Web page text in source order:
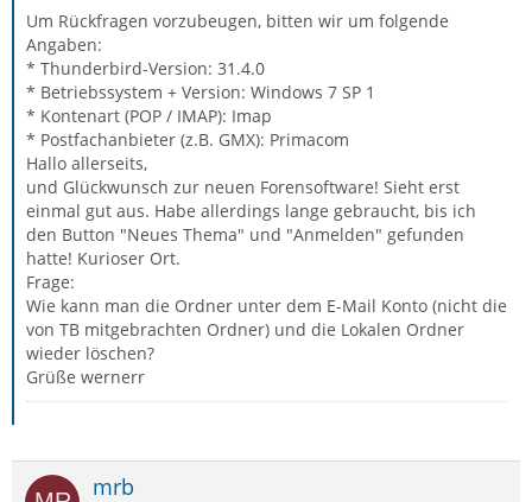
Um Rückfragen vorzubeugen, bitten wir um folgende
Angaben:
* Thunderbird-Version: 31.4.0
* Betriebssystem + Version: Windows 7 SP 1
* Kontenart (POP / IMAP): Imap
* Postfachanbieter (z.B. GMX): Primacom
Hallo allerseits,
und Glückwunsch zur neuen Forensoftware! Sieht erst
einmal gut aus. Habe allerdings lange gebraucht, bis ich
den Button "Neues Thema" und "Anmelden" gefunden
hatte! Kurioser Ort.
Frage:
Wie kann man die Ordner unter dem E-Mail Konto (nicht die
von TB mitgebrachten Ordner) und die Lokalen Ordner
wieder löschen?
Grüße wernerr
mrb